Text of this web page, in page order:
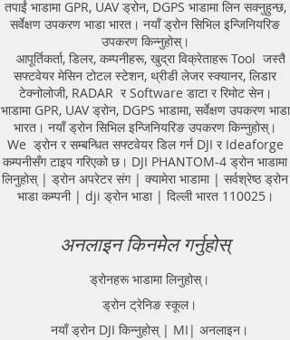
तपाईं भाडामा GPR, UAV ड्रोन, DGPS भाडामा लिन सक्नुहुन्छ,
सर्वेक्षण उपकरण भाडा भारत। नयाँ ड्रोन सिभिल इन्जिनियरिङ
उपकरण किन्नुहोस्।
आपूर्तिकर्ता, डिलर, कम्पनीहरू, खुद्रा विक्रेताहरू Tool जस्तै
सफ्टवेयर मेसिन टोटल स्टेशन, थ्रीडी लेजर स्क्यानर, लिडार
टेक्नोलोजी, RADAR र Software डाटा र रिमोट सेन।
भाडामा GPR, UAV ड्रोन, DGPS भाडामा, सर्वेक्षण उपकरण भाडा
भारत। नयाँ ड्रोन सिभिल इन्जिनियरिङ उपकरण किन्नुहोस्।
We ड्रोन र सम्बन्धित सफ्टवेयर डिल गर्न DJI र Ideaforge
कम्पनीसँग टाइप गरिएको छ। DJI PHANTOM-4 ड्रोन भाडामा
लिनुहोस् | ड्रोन अपरेटर संग | क्यामेरा भाडामा | सर्वश्रेष्ठ ड्रोन
भाडा कम्पनी | dji ड्रोन भाडा | दिल्ली भारत 110025।
अनलाइन किनमेल गर्नुहोस्
ड्रोनहरू भाडामा लिनुहोस्।
ड्रोन ट्रेनिङ स्कूल।
नयाँ ड्रोन DJI किन्नुहोस् | MI| अनलाइन।